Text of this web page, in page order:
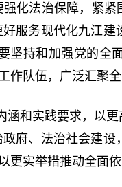
化法治保障，紧
服务现代化九江
持和加强党的全
队伍，广泛汇聚全
和实践要求，以
府、法治社会建
实举措推动全面依